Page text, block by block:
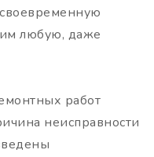
любую, даже
работ
неисправности